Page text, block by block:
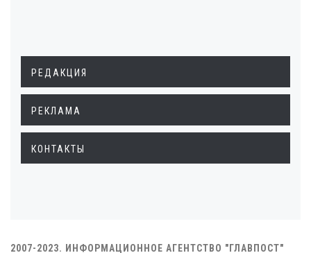
РЕДАКЦИЯ
РЕКЛАМА
КОНТАКТЫ
2007-2023. ИНФОРМАЦИОННОЕ АГЕНТСТВО "ГЛАВПОСТ"